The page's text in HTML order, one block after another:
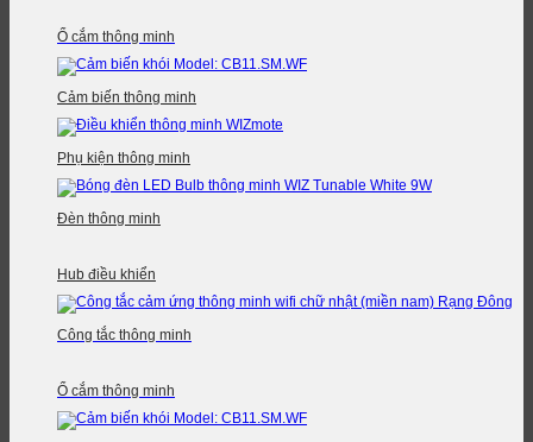
Ổ cắm thông minh
Cảm biến thông minh
Phụ kiện thông minh
Đèn thông minh
Hub điều khiển
Công tắc thông minh
Ổ cắm thông minh